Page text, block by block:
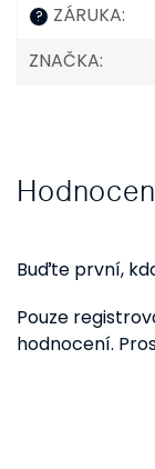
? ZÁRUKA:
ZNAČKA:
Buďte první,
Pouze
hodnocení.